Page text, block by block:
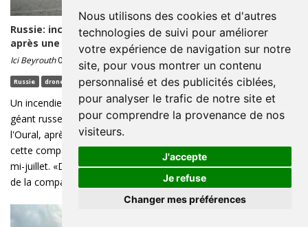
Nous utilisons des cookies et d'autres
technologies de suivi pour améliorer
votre expérience de navigation sur notre
site, pour vous montrer un contenu
personnalisé et des publicités ciblées,
pour analyser le trafic de notre site et
pour comprendre la provenance de nos
visiteurs.
J'accepte
Je refuse
Changer mes préférences
Russie: incendie dans un centre logistique de Wildberries,
après une nouvelle attaque de drones
Ici Beyrouth07/08 09:00 - Lecture : 1 minute(s)
Russie drones Ukraine Moscou morts
Un incendie s'est déclaré vendredi dans un centre logistique du
géant russe de l'e-commerce Wildberries à Ekaterinbourg, dans
l'Oural, après une nouvelle attaque contre des entrepôts de
cette compagnie, dans le viseur des drones ukrainiens depuis
mi-juillet. «Des pompiers sont déployés dans le centre logistique
de la compagnie à ...